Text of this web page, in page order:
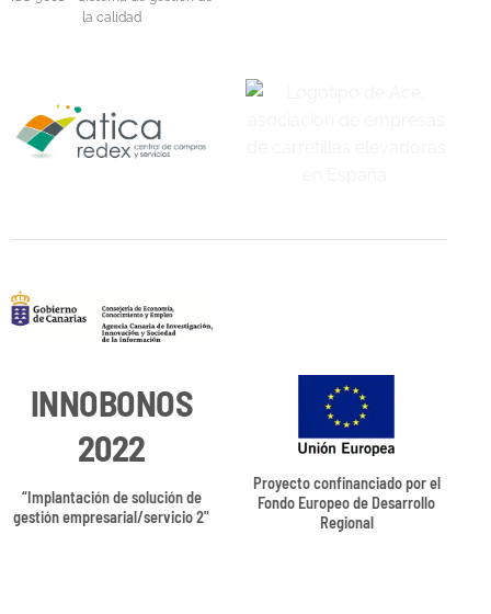
la calidad
INNOBONOS
2022
“Implantación de solución de
gestión empresarial/servicio 2"
Proyecto confinanciado por el
Fondo Europeo de Desarrollo
Regional